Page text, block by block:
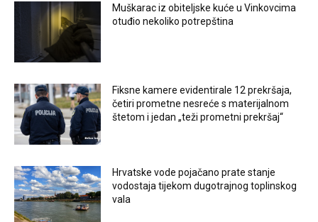
Muškarac iz obiteljske kuće u Vinkovcima
otuđio nekoliko potrepština
Fiksne kamere evidentirale 12 prekršaja,
četiri prometne nesreće s materijalnom
štetom i jedan „teži prometni prekršaj“
Hrvatske vode pojačano prate stanje
vodostaja tijekom dugotrajnog toplinskog
vala